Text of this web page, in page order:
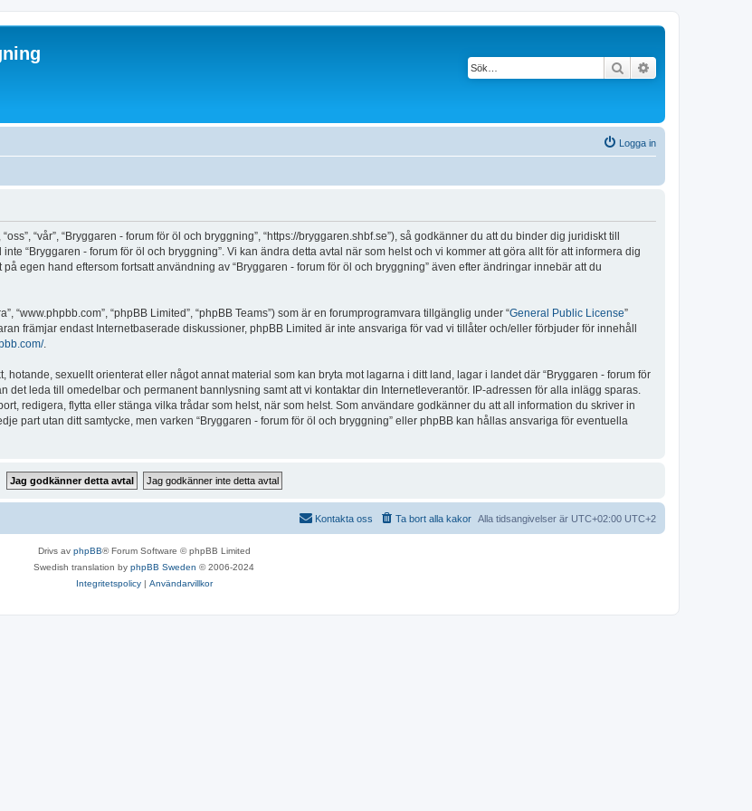
Sök
Logga in
“vår”, “Bryggaren - forum för öl och bryggning”, “https://bryggaren.shbf.se”), så godkänner du att du binder dig juridiskt till
“Bryggaren - forum för öl och bryggning”. Vi kan ändra detta avtal när som helst och vi kommer att göra allt för att informera dig
egen hand eftersom fortsatt användning av “Bryggaren - forum för öl och bryggning” även efter ändringar innebär att du
“www.phpbb.com”, “phpBB Limited”, “phpBB Teams”) som är en forumprogramvara tillgänglig under “General Public License”
främjar endast Internetbaserade diskussioner, phpBB Limited är inte ansvariga för vad vi tillåter och/eller förbjuder för innehåll
.
hotande, sexuellt orienterat eller något annat material som kan bryta mot lagarna i ditt land, lagar i landet där “Bryggaren - forum för
det leda till omedelbar och permanent bannlysning samt att vi kontaktar din Internetleverantör. IP-adressen för alla inlägg sparas.
redigera, flytta eller stänga vilka trådar som helst, när som helst. Som användare godkänner du att all information du skriver in
part utan ditt samtycke, men varken “Bryggaren - forum för öl och bryggning” eller phpBB kan hållas ansvariga för eventuella
Alla tidsangivelser är UTC+02:00 UTC+2
Ta bort alla kakor
Kontakta oss
Drivs av phpBB® Forum Software © phpBB Limited
Swedish translation by phpBB Sweden © 2006-2024
Integritetspolicy| Användarvillkor